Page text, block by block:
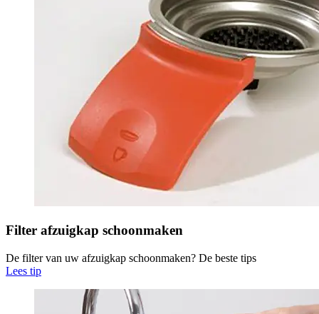
Filter afzuigkap schoonmaken
De filter van uw afzuigkap schoonmaken? De beste tips
Lees tip